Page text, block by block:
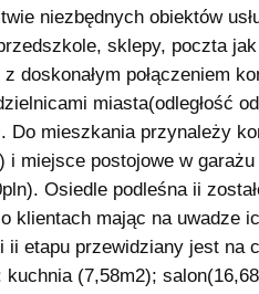
niezbędnych obiektów
sklepy, poczta
doskonałym połączeniem
miasta(odległość
Do mieszkania przynależy
i miejsce postojowe w garażu
Osiedle podleśna ii
klientach mając na uwadze
ii etapu przewidziany jest na
(7,58m2);